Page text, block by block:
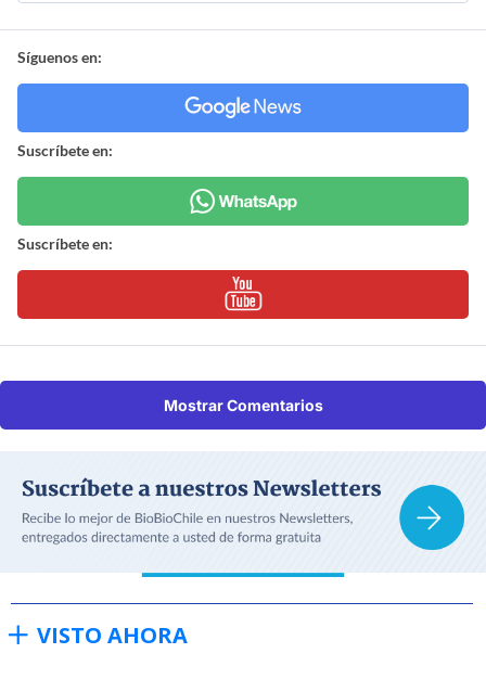
Síguenos en:
Suscríbete en:
Suscríbete en:
Mostrar Comentarios
VISTO AHORA